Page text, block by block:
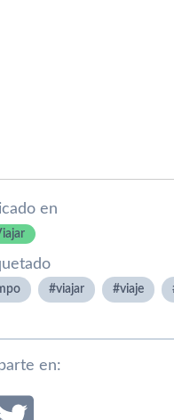
en
viajar viaje
en: